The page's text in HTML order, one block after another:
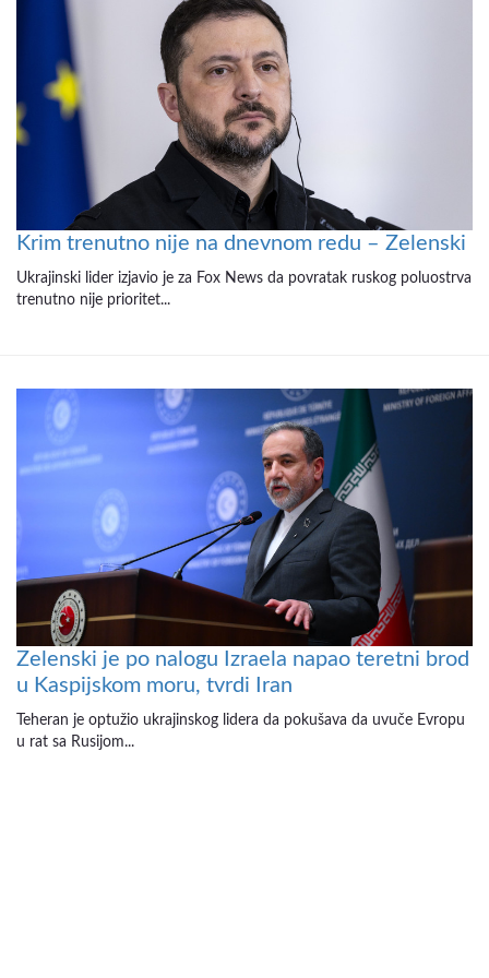
Krim trenutno nije na dnevnom redu – Zelenski
Ukrajinski lider izjavio je za Fox News da povratak ruskog poluostrva
trenutno nije prioritet...
Zelenski je po nalogu Izraela napao teretni brod
u Kaspijskom moru, tvrdi Iran
Teheran je optužio ukrajinskog lidera da pokušava da uvuče Evropu
u rat sa Rusijom...